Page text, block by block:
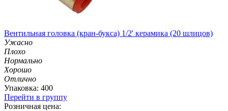
Вентильная головка (кран-букса) 1/2' керамика (20 шлицов)
Ужасно
Плохо
Нормально
Хорошо
Отлично
Упаковка: 400
Перейти в группу
Розничная цена: